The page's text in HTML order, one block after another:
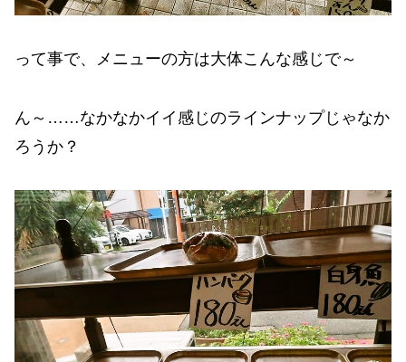
って事で、メニューの方は大体こんな感じで～
ん～……なかなかイイ感じのラインナップじゃなか
ろうか？